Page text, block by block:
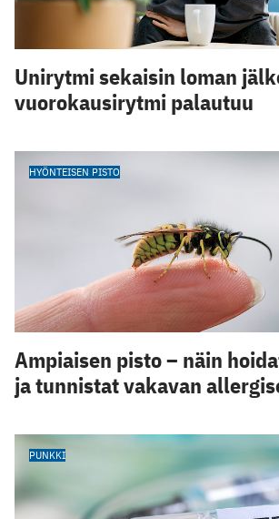
Unirytmi sekaisin loman
vuorokausirytmi palautuu
HYÖNTEISEN PISTO
Ampiaisen pisto – näin
ja tunnistat vakavan
PUNKKI